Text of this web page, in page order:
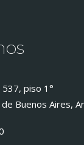
537, piso 1°
Buenos Aires,